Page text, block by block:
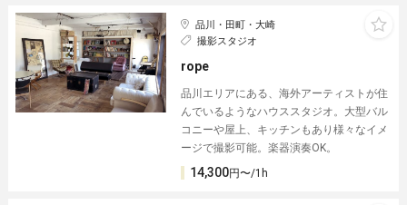
品川・田町・大崎
撮影スタジオ
rope
品川エリアにある、海外アーティストが住
んでいるようなハウススタジオ。大型バル
コニーや屋上、キッチンもあり様々なイメ
ージで撮影可能。楽器演奏OK。
14,300円〜/1h